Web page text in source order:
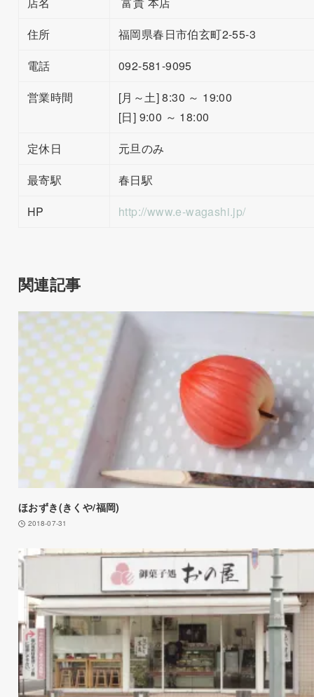
住所
福岡県春日市伯玄町2-55-3
電話
092-581-9095
営業時間
[月～土] 8:30 ～ 19:00
[日] 9:00 ～ 18:00
定休日
元旦のみ
最寄駅
春日駅
HP
http://www.e-wagashi.jp/
関連記事
ほおずき(きくや/福岡)
2018-07-31